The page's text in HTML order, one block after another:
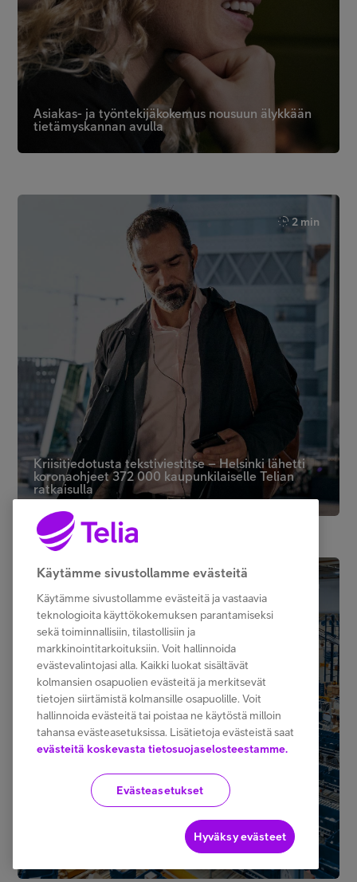
Asiakas- ja työntekijäkokemus nousuun älykkään
tietämyskannan avulla
2 min
Kriisitiedotusta tekstiviestitse – Helsinki lähetti
koronaohjeet 372 000 kaupunkilaiselle Telian
ratkaisulla
3 min
Monipuoliset ICT-palvelut kehittävät Etola-
Käytämme sivustollamme evästeitä
Käytämme sivustollamme evästeitä ja vastaavia
teknologioita käyttökokemuksen parantamiseksi
sekä toiminnallisiin, tilastollisiin ja
markkinointitarkoituksiin. Voit hallinnoida
evästevalintojasi alla. Kaikki luokat sisältävät
kolmansien osapuolien evästeitä ja merkitsevät
tietojen siirtämistä kolmansille osapuolille. Voit
hallinnoida evästeitä tai poistaa ne käytöstä milloin
tahansa evästeasetuksissa. Lisätietoja evästeistä saat
evästeitä koskevasta tietosuojaselosteestamme.
Evästeasetukset
Hyväksy evästeet